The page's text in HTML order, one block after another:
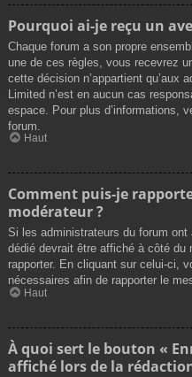
Pourquoi ai-je reçu un
Chaque forum a son propre
une de ces règles, vous recevrez
cette décision n’appartient qu’aux
Limited n’est en aucun cas
espace. Pour plus d’informations,
forum.
Haut
Comment puis-je
modérateur ?
Si les administrateurs du forum
dédié devrait être affiché à côté du
rapporter. En cliquant sur celui-ci,
nécessaires afin de rapporter le
Haut
À quoi sert le bouton «
affiché lors de la